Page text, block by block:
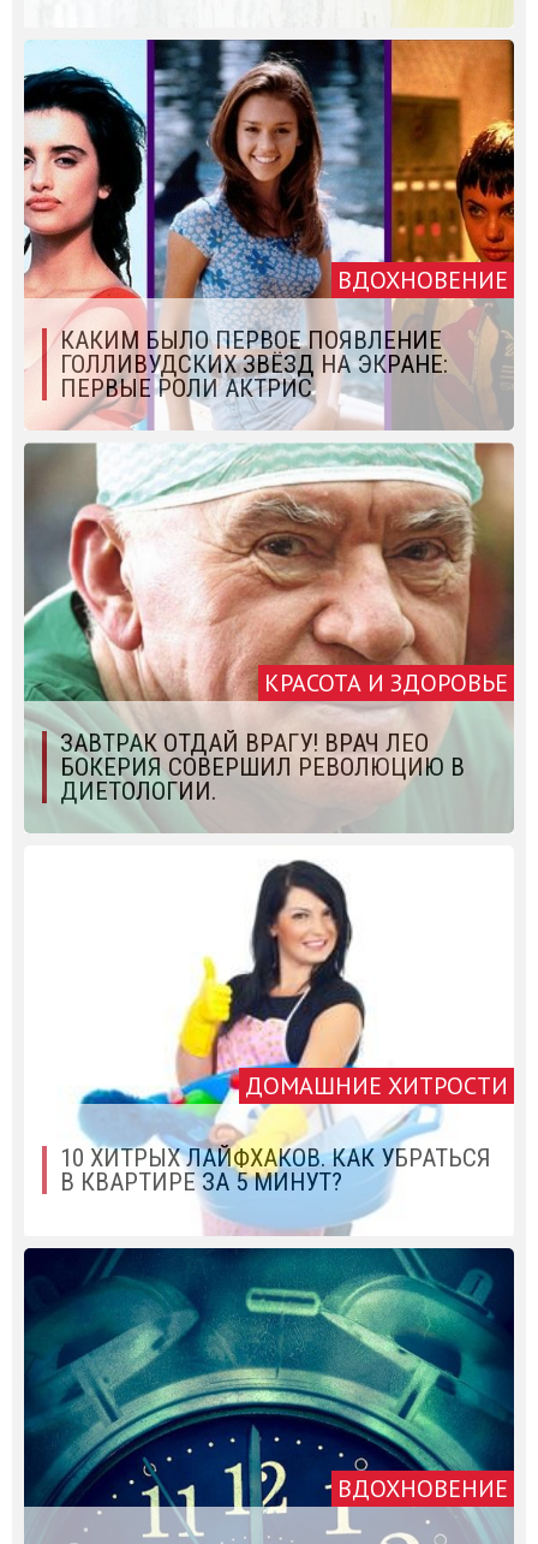
ВДОХНОВЕНИЕ
КАКИМ БЫЛО ПЕРВОЕ ПОЯВЛЕНИЕ
ГОЛЛИВУДСКИХ ЗВЁЗД НА ЭКРАНЕ:
ПЕРВЫЕ РОЛИ АКТРИС
КРАСОТА И ЗДОРОВЬЕ
ЗАВТРАК ОТДАЙ ВРАГУ! ВРАЧ ЛЕО
БОКЕРИЯ СОВЕРШИЛ РЕВОЛЮЦИЮ В
ДИЕТОЛОГИИ.
ДОМАШНИЕ ХИТРОСТИ
10 ХИТРЫХ ЛАЙФХАКОВ. КАК УБРАТЬСЯ
В КВАРТИРЕ ЗА 5 МИНУТ?
ВДОХНОВЕНИЕ